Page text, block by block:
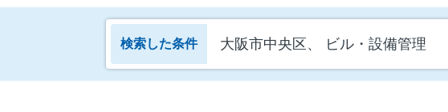
検索した条件 大阪市中央区、 ビル・設備管理